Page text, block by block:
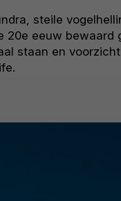
steile
20e eeuw bewaard
staan en